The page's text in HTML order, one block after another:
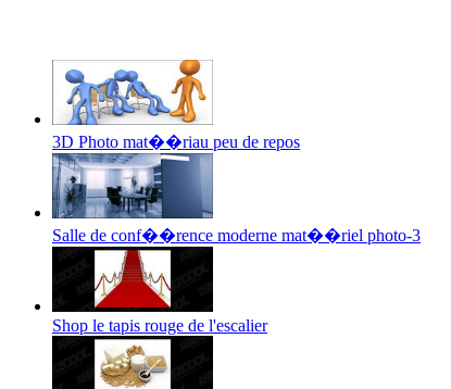
3D Photo mat��riau peu de repos
Salle de conf��rence moderne mat��riel photo-3
Shop le tapis rouge de l'escalier